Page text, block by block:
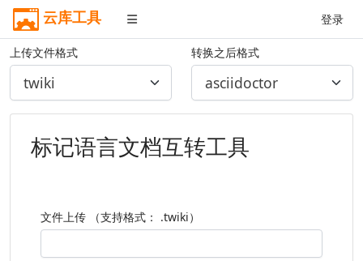
云库工具 登录
上传文件格式 转换之后格式
标记语言文档互转工具
文件上传 （支持格式： .twiki）